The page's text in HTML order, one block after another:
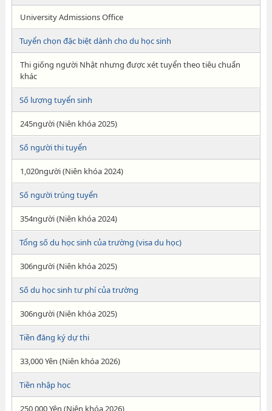
University Admissions Office
Tuyển chọn đặc biệt dành cho du học sinh
Thi giống người Nhật nhưng được xét tuyển theo tiêu chuẩn
khác
Số lượng tuyển sinh
245người (Niên khóa 2025)
Số người thi tuyển
1,020người (Niên khóa 2024)
Số người trúng tuyển
354người (Niên khóa 2024)
Tổng số du học sinh của trường (visa du học)
306người (Niên khóa 2025)
Số du học sinh tư phí của trường
306người (Niên khóa 2025)
Tiền đăng ký dự thi
33,000 Yên (Niên khóa 2026)
Tiền nhập học
250,000 Yên (Niên khóa 2026)